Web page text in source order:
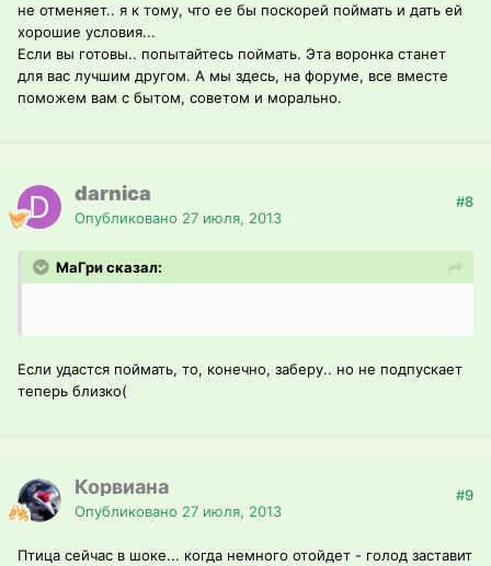
не отменяет.. я к тому, что ее бы поскорей поймать и дать ей
хорошие условия...
Если вы готовы.. попытайтесь поймать. Эта воронка станет
для вас лучшим другом. А мы здесь, на форуме, все вместе
поможем вам с бытом, советом и морально.
darnica
Опубликовано 27 июля, 2013
#8
МаГри сказал:
Если удастся поймать, то, конечно, заберу.. но не подпускает
теперь близко(
Корвиана
Опубликовано 27 июля, 2013
#9
Птица сейчас в шоке... когда немного отойдет - голод заставит